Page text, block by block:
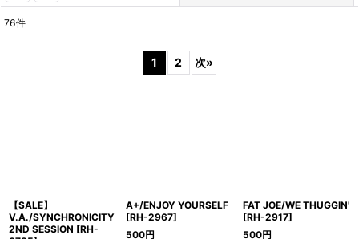
76件
1 2 次»
【SALE】
V.A./SYNCHRONICITY
2ND SESSION [RH-
A+/ENJOY YOURSELF
[RH-2967]
500円
FAT JOE/WE THUGGIN'
[RH-2917]
500円